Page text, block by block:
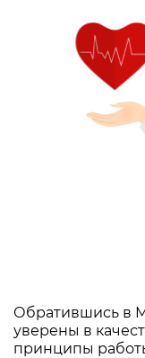
Обратившись в
уверены в
принципы